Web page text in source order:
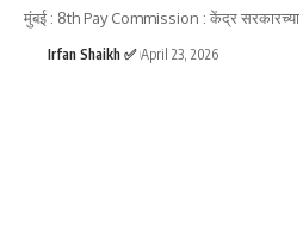
मुंबई : 8th Pay Commission : केंद्र सरकारच्या
Irfan Shaikh ✅ April 23, 2026